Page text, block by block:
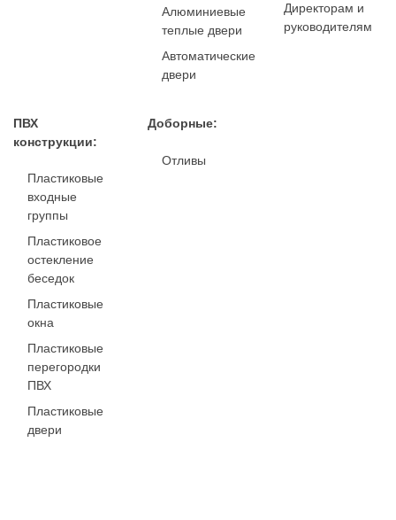
Алюминиевые
теплые двери
Автоматические
двери
ПВХ
конструкции:
Пластиковые
входные
группы
Пластиковое
остекление
беседок
Пластиковые
окна
Пластиковые
перегородки
ПВХ
Пластиковые
двери
Доборные:
Отливы
Директорам и
руководителям